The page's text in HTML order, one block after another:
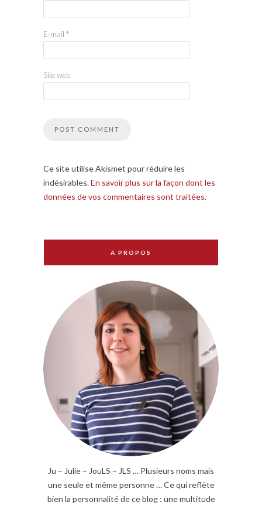
E-mail *
Site web
Ce site utilise Akismet pour réduire les
indésirables.En savoir plus sur la façon dont les
données de vos commentaires sont traitées.
A PROPOS
Ju – Julie – JouLS – JLS … Plusieurs noms mais
une seule et même personne … Ce qui reflète
bien la personnalité de ce blog : une multitude